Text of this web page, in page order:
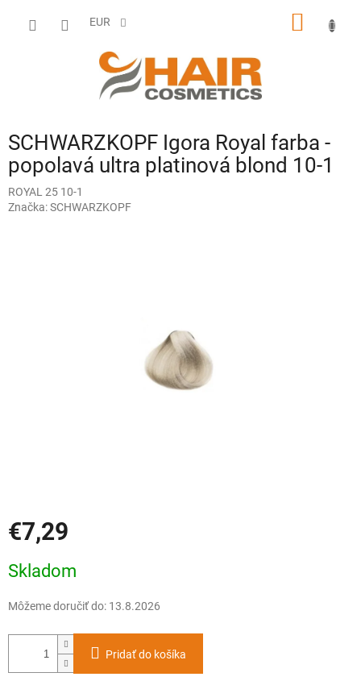
EUR
SCHWARZKOPF Igora Royal farba -
popolavá ultra platinová blond 10-1
ROYAL 25 10-1
Značka:SCHWARZKOPF
€7,29
cena:
Skladom
Môžeme doručiť do: 13.8.2026
Pridať do košíka